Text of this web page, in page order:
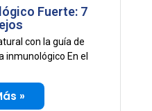
Fuerte: 7
con la guía de
inmunológico En el
»